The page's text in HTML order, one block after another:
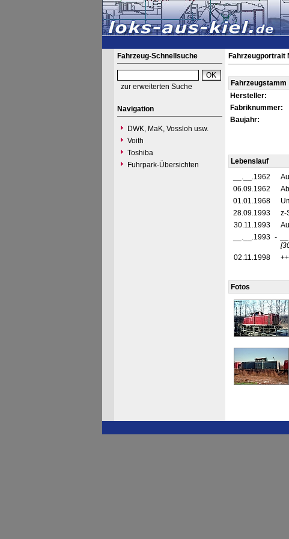
Fahrzeug-Schnellsuche
zur erweiterten Suche
Navigation
DWK, MaK, Vossloh usw.
Voith
Toshiba
Fuhrpark-Übersichten
Fahrzeugportrait
Fahrzeugstamm
Hersteller:
Fabriknummer:
Baujahr:
Lebenslauf
__.__.1962
06.09.1962
01.01.1968
28.09.1993
z-
30.11.1993
__.__.1993 -
02.11.1998
Fotos